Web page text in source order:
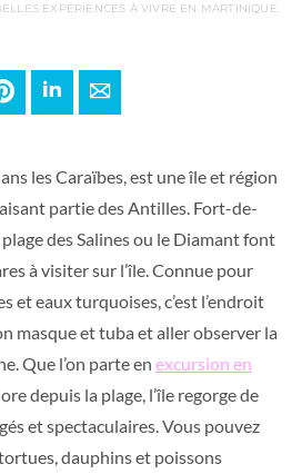
EXPÉRIENCES À VIVRE EN MARTINIQUE.
PinterestLinkedInE-mail
les Caraïbes, est une île et région
partie des Antilles. Fort-de-
plage des Salines ou le Diamant font
à visiter sur l’île. Connue pour
et eaux turquoises, c’est l’endroit
masque et tuba et aller observer la
Que l’on parte en excursion en
depuis la plage, l’île regorge de
et spectaculaires. Vous pouvez
dauphins et poissons